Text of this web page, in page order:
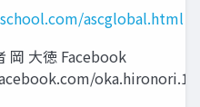
ascglobal.html
岡 大徳 Facebook
oka.hironori.1